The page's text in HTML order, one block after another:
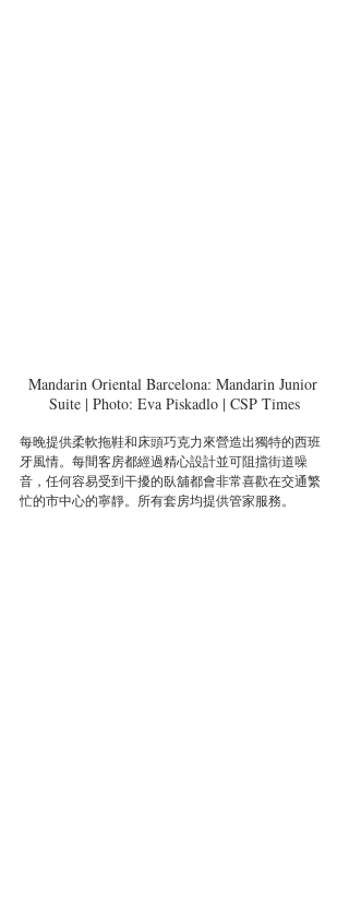
Mandarin Oriental Barcelona: Mandarin Junior
Suite | Photo: Eva Piskadlo | CSP Times
每晚提供柔軟拖鞋和床頭巧克力來營造出獨特的西班
牙風情。每間客房都經過精心設計並可阻擋街道噪
音，任何容易受到干擾的臥舖都會非常喜歡在交通繁
忙的市中心的寧靜。所有套房均提供管家服務。